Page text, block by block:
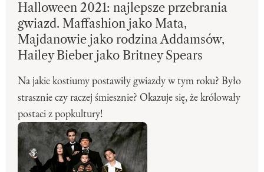
Halloween 2021: najlepsze przebrania
gwiazd. Maffashion jako Mata,
Majdanowie jako rodzina Addamsów,
Hailey Bieber jako Britney Spears
Na jakie kostiumy postawiły gwiazdy w tym roku? Było
strasznie czy raczej śmiesznie? Okazuje się, że królowały
postaci z popkultury!